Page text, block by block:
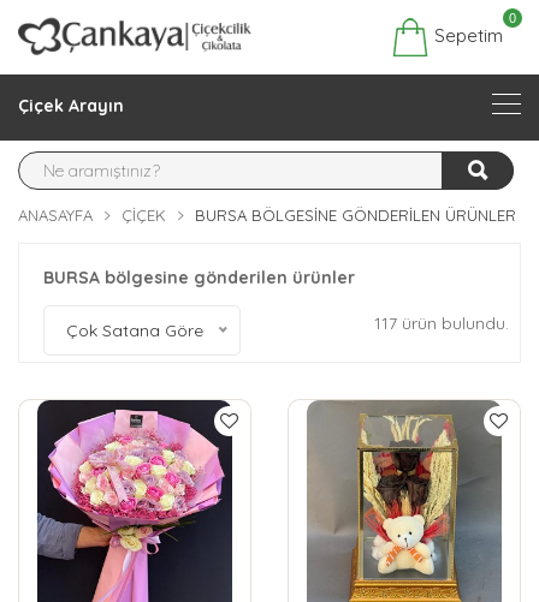
Sepetim
0
Çiçek Arayın
ANASAYFA ÇIÇEK BURSA BÖLGESINE GÖNDERILEN ÜRÜNLER
BURSA bölgesine gönderilen ürünler
Çok Satana Göre 117 ürün bulundu.